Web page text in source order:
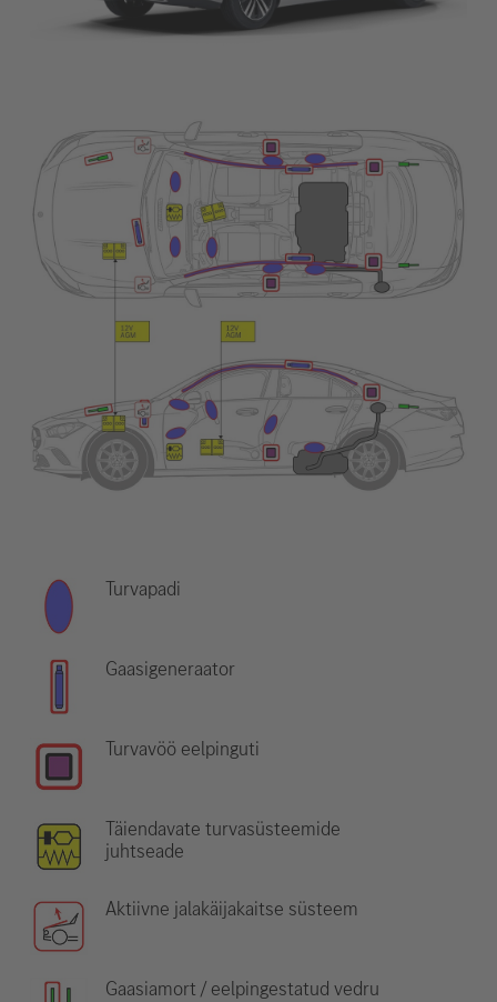
Turvapadi
Gaasigeneraator
Turvavöö eelpinguti
Täiendavate turvasüsteemide
juhtseade
Aktiivne jalakäijakaitse süsteem
Gaasiamort / eelpingestatud vedru